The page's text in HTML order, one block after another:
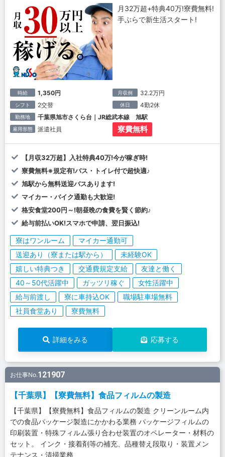
月32万超+特典40万!寮費無料!
手ぶらで新生活スタート!
時給 1,350円 月収例 32.2万円
シフト 2交替 休日 4勤2休
勤務地 千葉県旭市さくら台｜JR総武本線 旭駅
雇用形態 派遣社員 寮費無料
【月収32万超】入社特典40万!今が稼ぎ時!
寮費無料※規定有!バス・トイレ付で超快適♪
旭駅から無料送迎バスあります!
マイカー・バイク通勤も大歓迎!
格安食堂200円～!朝昼晩の食費を賢く節約♪
給与前払いOK!スマホで申請、翌日振込!
寮はワンルーム
マイカー通勤可
送迎あり（寮または駅から）
未経験OK
嬉しい特典つき
交通費規定支給
友達と働く
40～50代活躍中
ガッツリ稼ぐ
女性活躍中
給与前渡し
寮に車持込OK
職場駐車場無料
社員食堂あり
寮費無料
詳細をみる 応募する
お仕事No.121907
【千葉県】【寮費無料】食品フィルムの製造
【千葉県】【寮費無料】食品フィルムの製造 クリーンルーム内
での食品パッケージ製造にかかわる業務 パッケージフィルムの
印刷装置・特殊フィルム張り合わせ装置のオペレーター・材料の
セット。 インク・接着剤等の補充、品種替え段取り・装置メン
テナンス・清掃業務